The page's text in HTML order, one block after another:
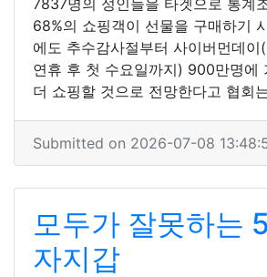
7837명의 성인들을 타겟으로 통계
68%의 쇼핑객이 선물을 구매하기
에도 추수감사절부터 사이버먼데이
연휴 후 첫 수요일까지) 900만명에
더 쇼핑할 것으로 전망한다고 협회
Submitted on 2026-07-08
모두가 잘못하는
자지갑